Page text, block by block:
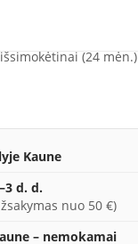
išsimokėtinai (24 mėn.)
Kaune
d. d.
nuo 50 €)
– nemokamai